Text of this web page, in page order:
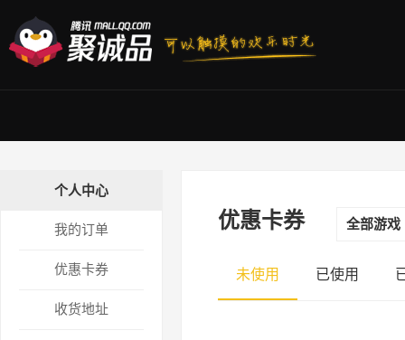
个人中心
我的订单
优惠卡券
收货地址
优惠卡券 全部游戏
未使用 已使用